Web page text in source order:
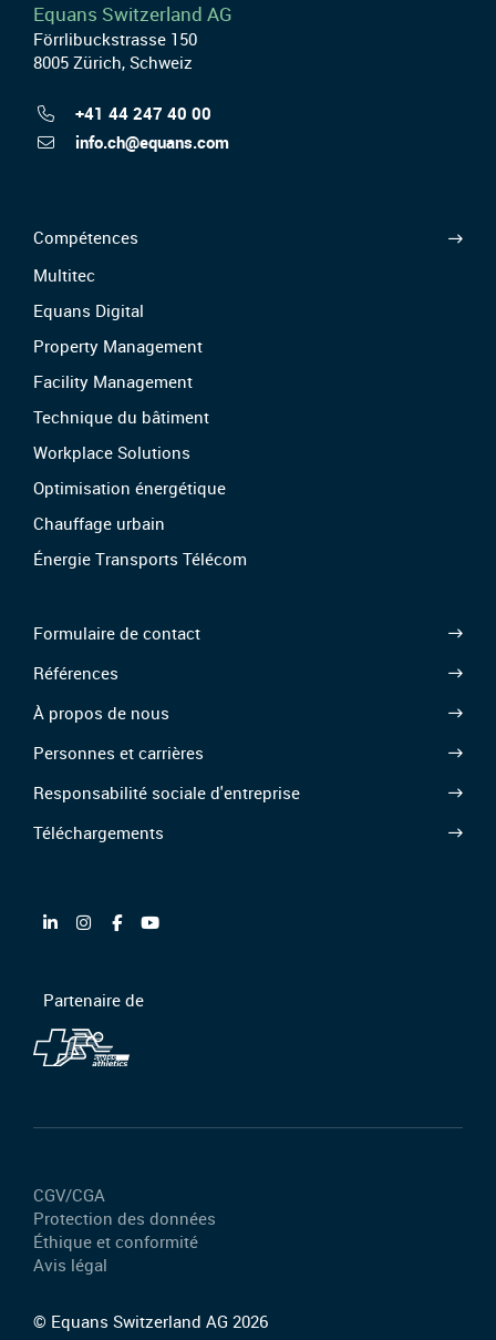
Equans Switzerland AG
Förrlibuckstrasse 150
8005 Zürich, Schweiz
+41 44 247 40 00
info.ch@equans.com
Compétences
Multitec
Equans Digital
Property Management
Facility Management
Technique du bâtiment
Workplace Solutions
Optimisation énergétique
Chauffage urbain
Énergie Transports Télécom
Formulaire de contact
Références
À propos de nous
Personnes et carrières
Responsabilité sociale d'entreprise
Téléchargements
Partenaire de
CGV/CGA
Protection des données
Éthique et conformité
Avis légal
© Equans Switzerland AG 2026